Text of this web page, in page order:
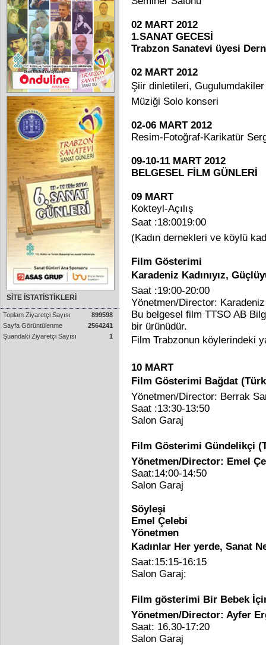
SİTE İSTATİSTİKLERİ
Toplam Ziyaretçi Sayısı
899598
Sayfa Görüntülenme
2564241
Şuandaki Ziyaretçi Sayısı
1
02 MART 2012
1.SANAT GECESİ
Trabzon Sanatevi üyesi
02 MART 2012
Şiir dinletileri,
Müziği Solo konseri
02-06 MART 2012
Resim-Fotoğraf-Karikatür
09-10-11 MART 2012
BELGESEL FİLM GÜNLERİ
09 MART
Kokteyl-Açılış
Saat :18:0019:00
(Kadın dernekleri ve köylü
Film Gösterimi
Karadeniz Kadınıyız,
Saat :19:00-20:00
Yönetmen/Director: Karadeniz
Bu belgesel film TTSO AB
bir ürünüdür.
Film Trabzonun köylerindeki
10 MART
Film Gösterimi Bağdat
Yönetmen/Director: Berrak
Saat :13:30-13:50
Salon Garaj
Film Gösterimi Gündelikçi
Yönetmen/Director: Emel
Saat:14:00-14:50
Salon Garaj
Söyleşi
Emel Çelebi
Yönetmen
Kadınlar Her yerde, Sanat
Saat:15:15-16:15
Salon Garaj:
Film gösterimi Bir Bebek
Yönetmen/Director: Ayfer
Saat: 16.30-17:20
Salon Garaj